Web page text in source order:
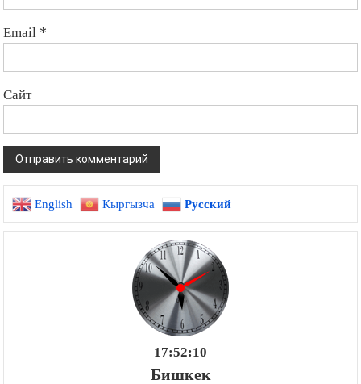
Email *
Сайт
English Кыргызча Русский
17:52:11
Бишкек